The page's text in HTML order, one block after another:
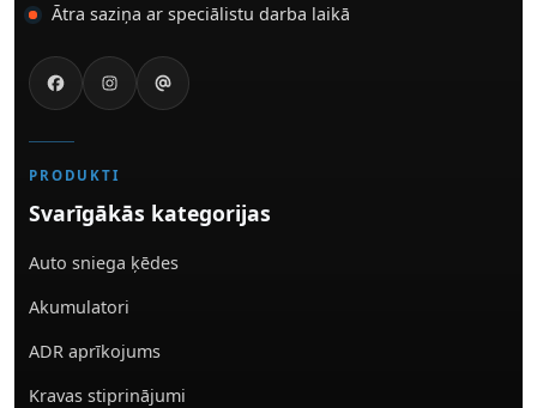
Ātra saziņa ar speciālistu darba laikā
PRODUKTI
Svarīgākās kategorijas
Auto sniega ķēdes
Akumulatori
ADR aprīkojums
Kravas stiprinājumi